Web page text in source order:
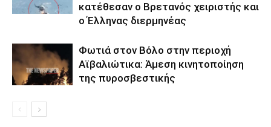
κατέθεσαν ο Βρετανός χειριστής και
ο Έλληνας διερμηνέας
Φωτιά στον Βόλο στην περιοχή
Αϊβαλιώτικα: Άμεση κινητοποίηση
της πυροσβεστικής